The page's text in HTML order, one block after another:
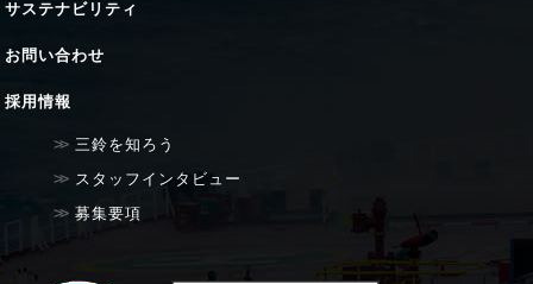
サステナビリティ
お問い合わせ
採用情報
三鈴を知ろう
スタッフインタビュー
募集要項